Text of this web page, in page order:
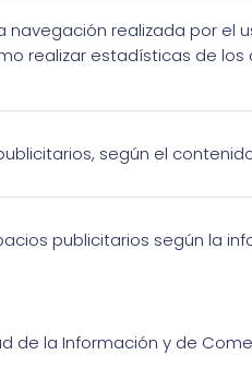
realizada por el
realizar estadísticas de
según el
publicitarios según la
de la Información y de